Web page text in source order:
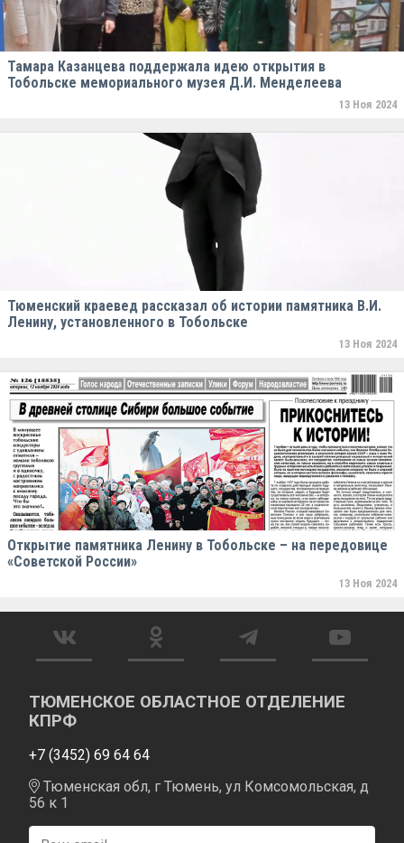
Тамара Казанцева поддержала идею открытия в
Тобольске мемориального музея Д.И. Менделеева
13 Ноя 2024
Тюменский краевед рассказал об истории памятника В.И.
Ленину, установленного в Тобольске
13 Ноя 2024
Открытие памятника Ленину в Тобольске – на передовице
«Советской России»
13 Ноя 2024
ТЮМЕНСКОЕ ОБЛАСТНОЕ ОТДЕЛЕНИЕ
КПРФ
+7 (3452) 69 64 64
Тюменская обл, г Тюмень, ул Комсомольская, д
56 к 1